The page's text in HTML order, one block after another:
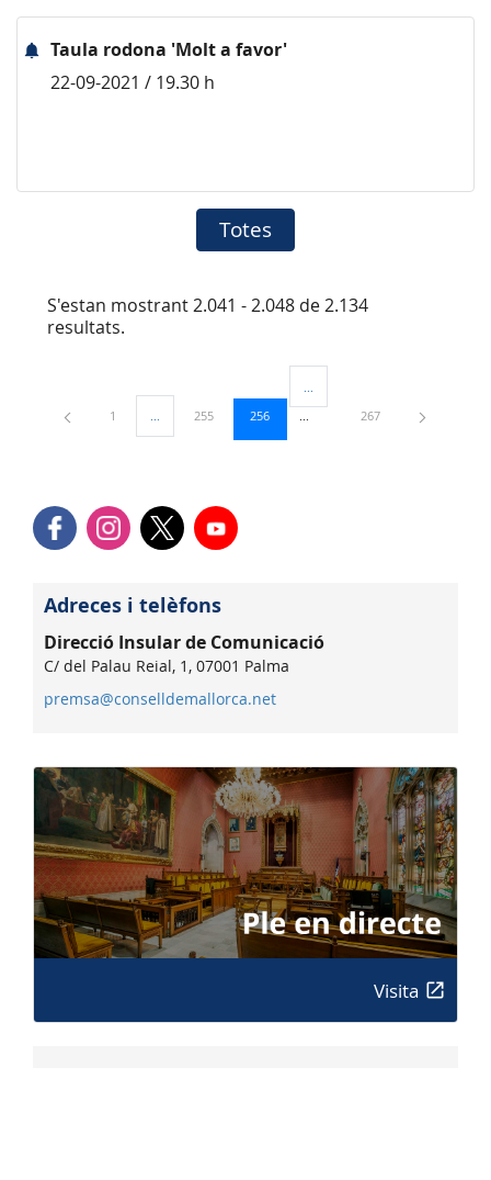
Taula rodona 'Molt a favor'
22-09-2021 / 19.30 h
Totes
S'estan mostrant 2.041 - 2.048 de 2.134
resultats.
Pàgina
1 ...Pàgines intermèdies Utilitzeu TAB per navegar.
Pàgina
255 Pàgina
256
Pàgines intermèdies Utilitzeu
Pàgina
267
Adreces i telèfons
Direcció Insular de Comunicació
C/ del Palau Reial, 1, 07001 Palma
premsa@conselldemallorca.net
Visita